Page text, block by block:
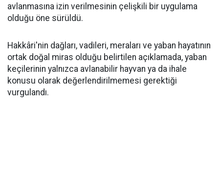
avlanmasına izin verilmesinin çelişkili bir uygulama
olduğu öne sürüldü.
Hakkâri'nin dağları, vadileri, meraları ve yaban hayatının
ortak doğal miras olduğu belirtilen açıklamada, yaban
keçilerinin yalnızca avlanabilir hayvan ya da ihale
konusu olarak değerlendirilmemesi gerektiği
vurgulandı.